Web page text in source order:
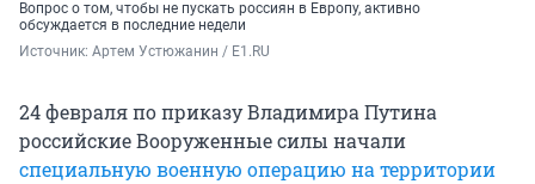
Вопрос о том, чтобы не пускать россиян в Европу, активно
обсуждается в последние недели
Источник: Артем Устюжанин / E1.RU
24 февраля по приказу Владимира Путина
российские Вооруженные силы начали
специальную военную операцию на территории